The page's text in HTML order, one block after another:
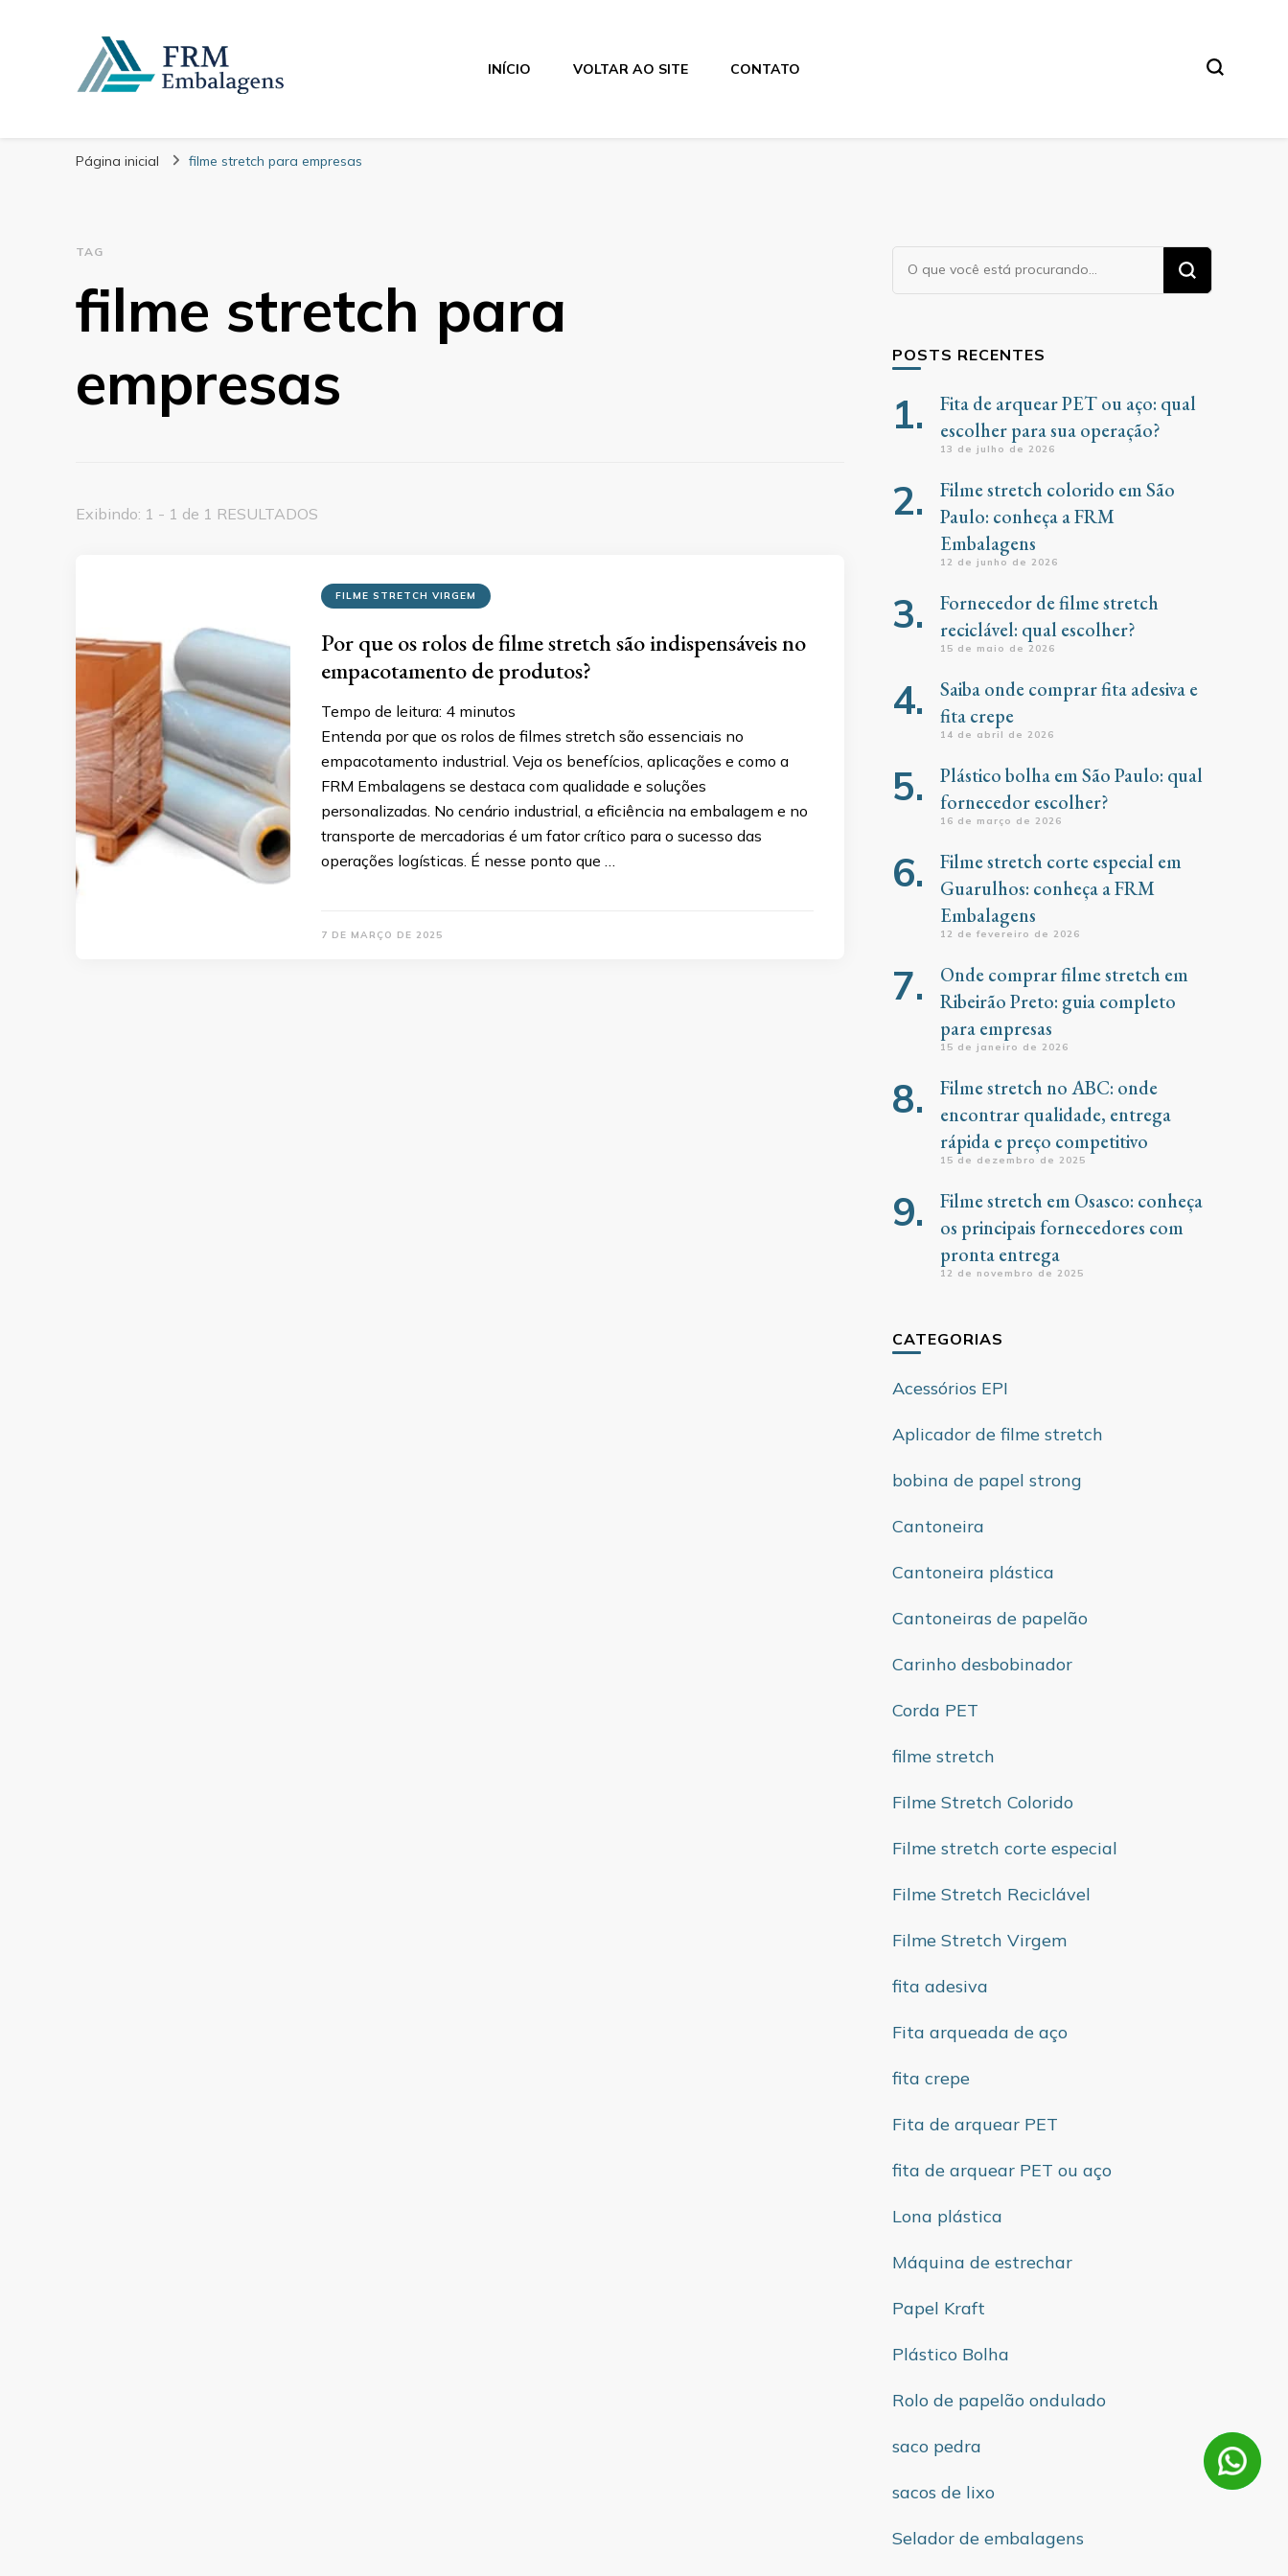
FRM Embalagens
INÍCIO VOLTAR AO SITE CONTATO
Página inicial filme stretch para empresas
TAG
filme stretch para
empresas
Exibindo: 1 - 1 de 1 RESULTADOS
FILME STRETCH VIRGEM
Por que os rolos de filme stretch são indispensáveis no
empacotamento de produtos?
Tempo de leitura: 4 minutos
Entenda por que os rolos de filmes stretch são essenciais no
empacotamento industrial. Veja os benefícios, aplicações e como a
FRM Embalagens se destaca com qualidade e soluções
personalizadas. No cenário industrial, a eficiência na embalagem e no
transporte de mercadorias é um fator crítico para o sucesso das
operações logísticas. É nesse ponto que …
7 DE MARÇO DE 2025
Procurando
algo?
POSTS RECENTES
Fita de arquear PET ou aço: qual
escolher para sua operação?
13 de julho de 2026
Filme stretch colorido em São
Paulo: conheça a FRM
Embalagens
12 de junho de 2026
Fornecedor de filme stretch
reciclável: qual escolher?
15 de maio de 2026
Saiba onde comprar fita adesiva e
fita crepe
14 de abril de 2026
Plástico bolha em São Paulo: qual
fornecedor escolher?
16 de março de 2026
Filme stretch corte especial em
Guarulhos: conheça a FRM
Embalagens
12 de fevereiro de 2026
Onde comprar filme stretch em
Ribeirão Preto: guia completo
para empresas
15 de janeiro de 2026
Filme stretch no ABC: onde
encontrar qualidade, entrega
rápida e preço competitivo
15 de dezembro de 2025
Filme stretch em Osasco: conheça
os principais fornecedores com
pronta entrega
12 de novembro de 2025
CATEGORIAS
Acessórios EPI
Aplicador de filme stretch
bobina de papel strong
Cantoneira
Cantoneira plástica
Cantoneiras de papelão
Carinho desbobinador
Corda PET
filme stretch
Filme Stretch Colorido
Filme stretch corte especial
Filme Stretch Reciclável
Filme Stretch Virgem
fita adesiva
Fita arqueada de aço
fita crepe
Fita de arquear PET
fita de arquear PET ou aço
Lona plástica
Máquina de estrechar
Papel Kraft
Plástico Bolha
Rolo de papelão ondulado
saco pedra
sacos de lixo
Selador de embalagens